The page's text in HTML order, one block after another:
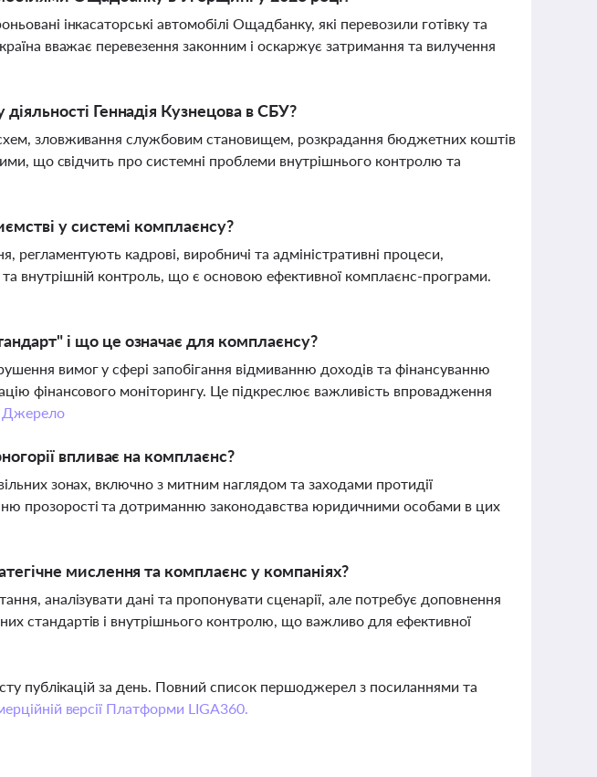
інкасаторські автомобілі Ощадбанку, які перевозили готівку та
вважає перевезення законним і оскаржує затримання та вилучення
Геннадія Кузнецова в СБУ?
зловживання службовим становищем, розкрадання бюджетних коштів
що свідчить про системні проблеми внутрішнього контролю та
у системі комплаєнсу?
регламентують кадрові, виробничі та адміністративні процеси,
внутрішній контроль, що є основою ефективної комплаєнс-програми.
і що це означає для комплаєнсу?
вимог у сфері запобігання відмиванню доходів та фінансуванню
фінансового моніторингу. Це підкреслює важливість впровадження
Джерело
впливає на комплаєнс?
зонах, включно з митним наглядом та заходами протидії
прозорості та дотриманню законодавства юридичними особами в цих
мислення та комплаєнс у компаніях?
аналізувати дані та пропонувати сценарії, але потребує доповнення
стандартів і внутрішнього контролю, що важливо для ефективної
публікацій за день. Повний список першоджерел з посиланнями та
версії Платформи LIGA360.